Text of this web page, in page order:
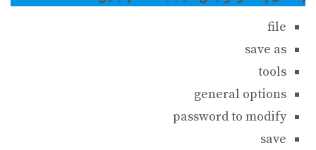
file
save as
tools
general options
password to modify
save